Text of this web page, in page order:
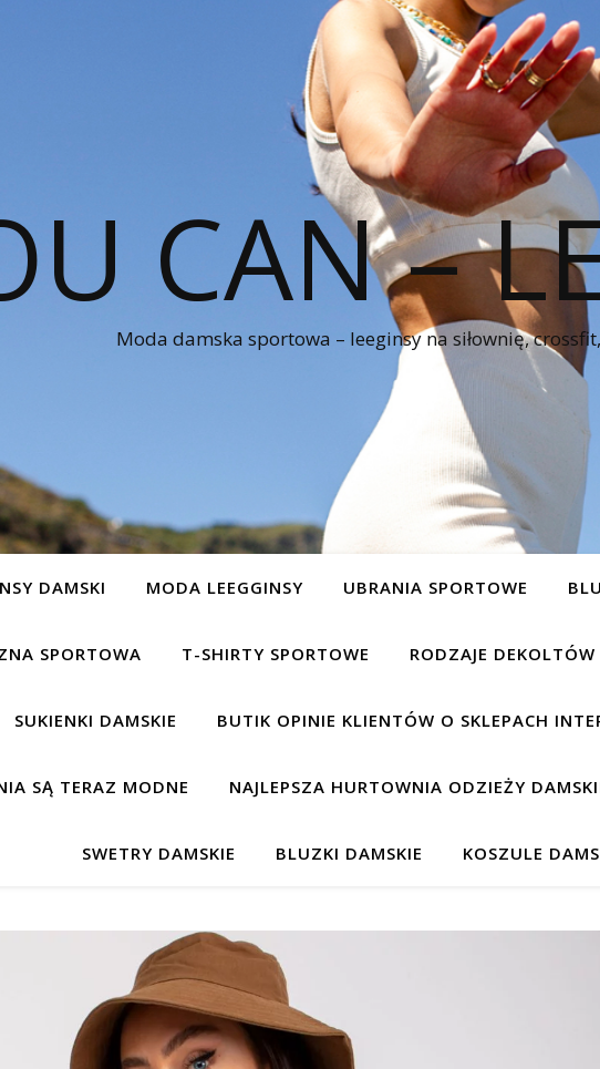
CAN –
Moda damska sportowa – leeginsy na siłownię,
DAMSKI MODA LEEGGINSY UBRANIA SPORTOWE
SPORTOWA T-SHIRTY SPORTOWE RODZAJE
SUKIENKI DAMSKIE BUTIK OPINIE KLIENTÓW O SKLEPACH
SĄ TERAZ MODNE NAJLEPSZA HURTOWNIA ODZIEŻY
SWETRY DAMSKIE BLUZKI DAMSKIE KOSZULE